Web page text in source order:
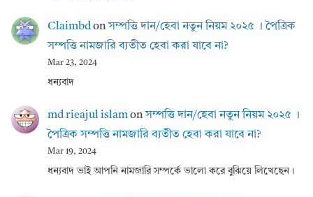
Claimbdonসম্পত্তি দান/হেবা নতুন নিয়ম ২০২৫ । পৈত্রিক
সম্পত্তি নামজারি ব্যতীত হেবা করা যাবে না?
Mar 23, 2024
ধন্যবাদ
md rieajul islamonসম্পত্তি দান/হেবা নতুন নিয়ম ২০২৫ ।
পৈত্রিক সম্পত্তি নামজারি ব্যতীত হেবা করা যাবে না?
Mar 19, 2024
ধন্যবাদ ভাই আপনি নামজারি সম্পর্কে ভালো করে বুঝিয়ে লিখেছেন।